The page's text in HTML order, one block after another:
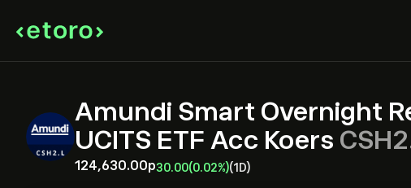
Amundi Smart Overnight
UCITS ETF Acc Koers
124,630.00‎p‎30.00(0.02%)(1D)